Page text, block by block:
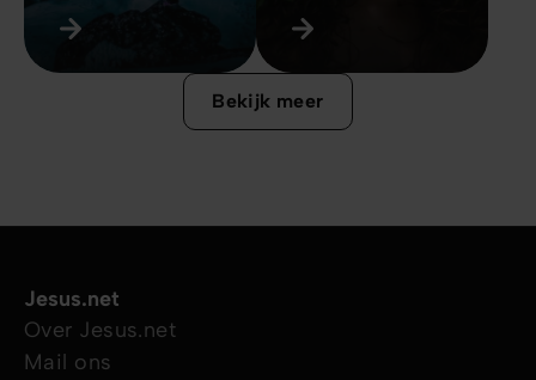
Bekijk meer
Jesus.net
Over Jesus.net
Mail ons